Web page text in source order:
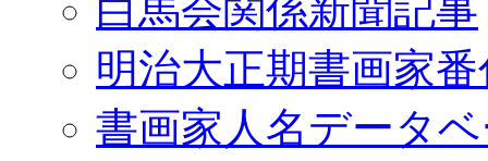
白馬会関係新聞記事
明治大正期書画家
書画家人名データ